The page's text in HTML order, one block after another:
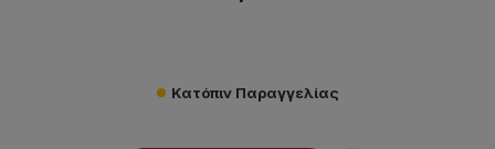
Κατόπιν Παραγγελίας